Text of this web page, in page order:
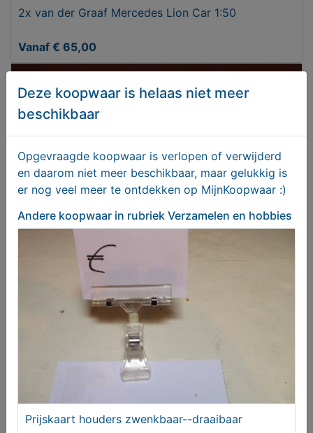
2x van der Graaf Mercedes Lion Car 1:50
Vanaf € 65,00
Deze koopwaar is helaas niet meer
beschikbaar
Opgevraagde koopwaar is verlopen of verwijderd
en daarom niet meer beschikbaar, maar gelukkig is
er nog veel meer te ontdekken op MijnKoopwaar :)
Andere koopwaar in rubriek Verzamelen en hobbies
Prijskaart houders zwenkbaar--draaibaar